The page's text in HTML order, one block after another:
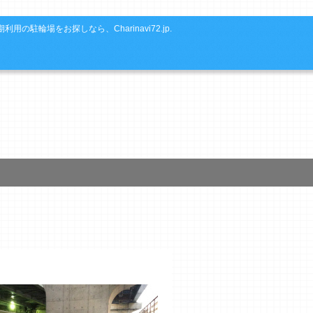
利用の駐輪場をお探しなら、Charinavi72.jp.